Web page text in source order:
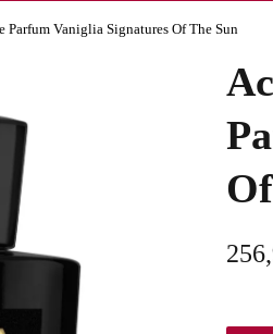
Parfum Vaniglia Signatures Of The Sun